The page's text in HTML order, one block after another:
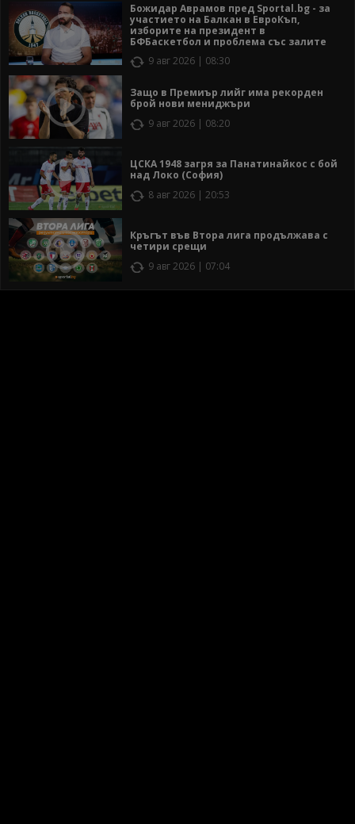
Божидар Аврамов пред Sportal.bg - за
участието на Балкан в ЕвроКъп,
изборите на президент в
БФБаскетбол и проблема със залите
9 авг 2026 | 08:30
Защо в Премиър лийг има рекорден
брой нови мениджъри
9 авг 2026 | 08:20
ЦСКА 1948 загря за Панатинайкос с бой
над Локо (София)
8 авг 2026 | 20:53
Кръгът във Втора лига продължава с
четири срещи
9 авг 2026 | 07:04